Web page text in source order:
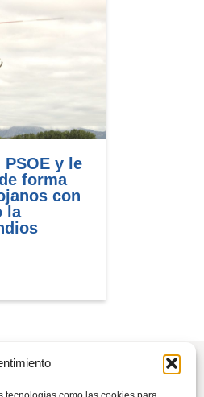
y le
forma
con
la